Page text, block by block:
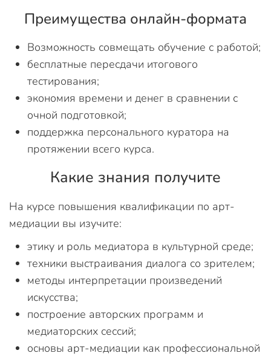
Преимущества онлайн-формата
Возможность совмещать обучение с работой;
бесплатные пересдачи итогового
тестирования;
экономия времени и денег в сравнении с
очной подготовкой;
поддержка персонального куратора на
протяжении всего курса.
Какие знания получите
На курсе повышения квалификации по арт-
медиации вы изучите:
этику и роль медиатора в культурной среде;
техники выстраивания диалога со зрителем;
методы интерпретации произведений
искусства;
построение авторских программ и
медиаторских сессий;
основы арт-медиации как профессиональной